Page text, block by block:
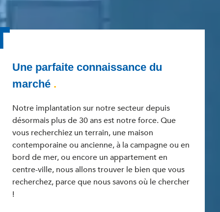
Une parfaite connaissance du
marché .
Notre implantation sur notre secteur depuis
désormais plus de 30 ans est notre force. Que
vous recherchiez un terrain, une maison
contemporaine ou ancienne, à la campagne ou en
bord de mer, ou encore un appartement en
centre-ville, nous allons trouver le bien que vous
recherchez, parce que nous savons où le chercher
!